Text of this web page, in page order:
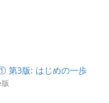
第3版: はじめの一歩